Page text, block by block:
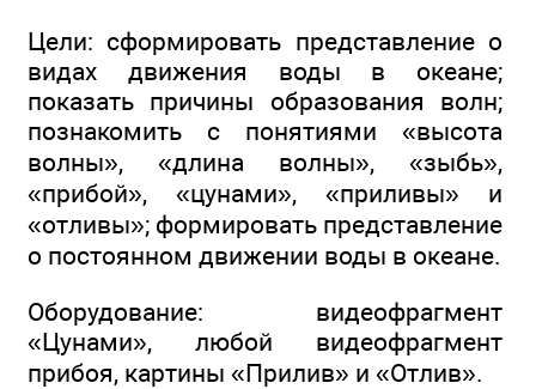
Цели: сформировать представление о
видах движения воды в океане;
показать причины образования волн;
познакомить с понятиями «высота
волны», «длина волны», «зыбь»,
«прибой», «цунами», «приливы» и
«отливы»; формировать представление
о постоянном движении воды в океане.
Оборудование: видеофрагмент
«Цунами», любой видеофрагмент
прибоя, картины «Прилив» и «Отлив».